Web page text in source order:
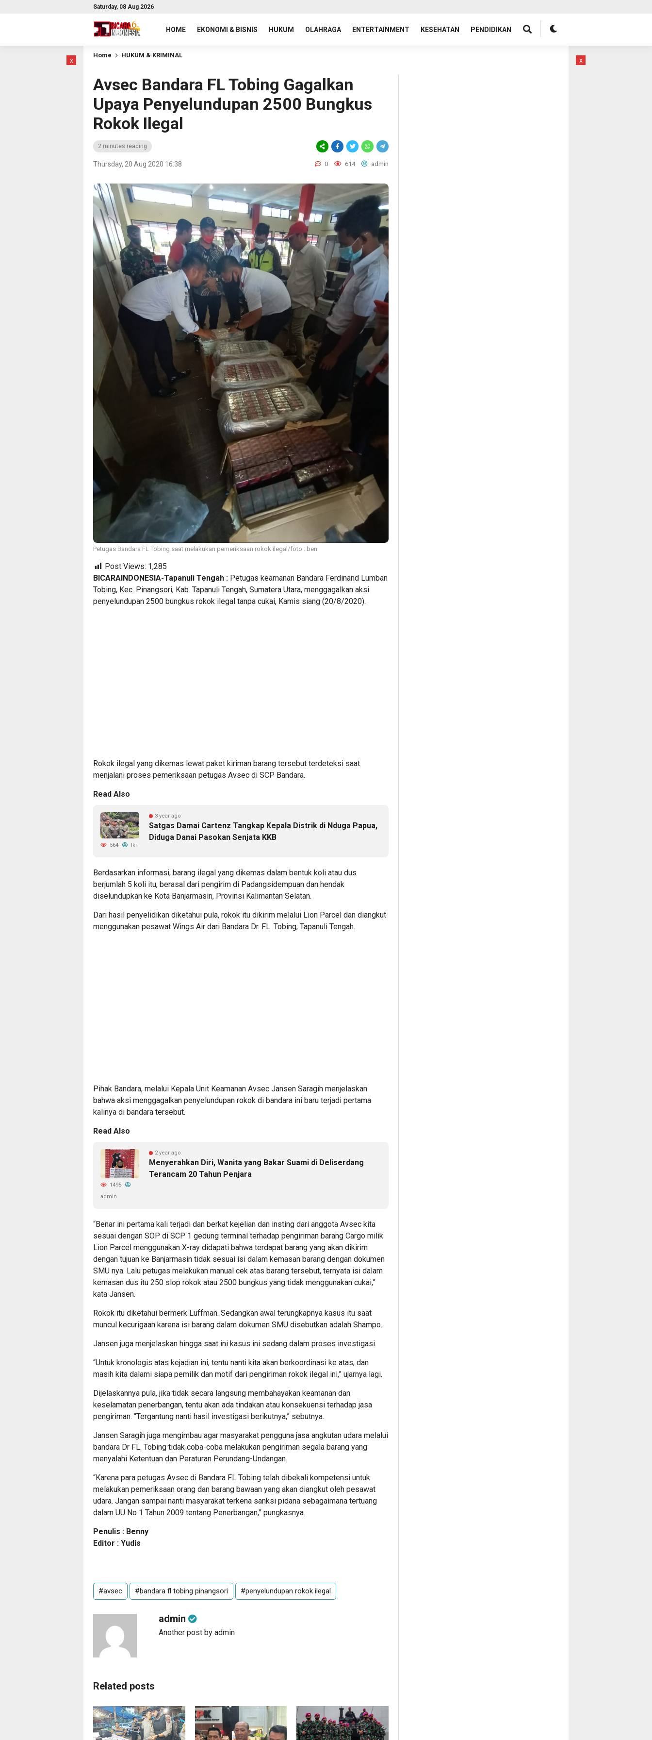
Saturday, 08 Aug 2026
HOME EKONOMI & BISNIS HUKUM OLAHRAGA ENTERTAINMENT KESEHATAN PENDIDIKAN
x
Home HUKUM & KRIMINAL
Avsec Bandara FL Tobing Gagalkan
Upaya Penyelundupan 2500 Bungkus
Rokok Ilegal
2 minutes reading
Thursday, 20 Aug 2020 16:38 0 614 admin
Petugas Bandara FL Tobing saat melakukan pemeriksaan rokok ilegal/foto : ben
Post Views: 1,285
BICARAINDONESIA-Tapanuli Tengah : Petugas keamanan Bandara Ferdinand Lumban
Tobing, Kec. Pinangsori, Kab. Tapanuli Tengah, Sumatera Utara, menggagalkan aksi
penyelundupan 2500 bungkus rokok ilegal tanpa cukai, Kamis siang (20/8/2020).
Rokok ilegal yang dikemas lewat paket kiriman barang tersebut terdeteksi saat
menjalani proses pemeriksaan petugas Avsec di SCP Bandara.
Read Also
3 year ago
Satgas Damai Cartenz Tangkap Kepala Distrik di Nduga Papua,
Diduga Danai Pasokan Senjata KKB
564 Iki
Berdasarkan informasi, barang ilegal yang dikemas dalam bentuk koli atau dus
berjumlah 5 koli itu, berasal dari pengirim di Padangsidempuan dan hendak
diselundupkan ke Kota Banjarmasin, Provinsi Kalimantan Selatan.
Dari hasil penyelidikan diketahui pula, rokok itu dikirim melalui Lion Parcel dan diangkut
menggunakan pesawat Wings Air dari Bandara Dr. FL. Tobing, Tapanuli Tengah.
Pihak Bandara, melalui Kepala Unit Keamanan Avsec Jansen Saragih menjelaskan
bahwa aksi menggagalkan penyelundupan rokok di bandara ini baru terjadi pertama
kalinya di bandara tersebut.
Read Also
2 year ago
Menyerahkan Diri, Wanita yang Bakar Suami di Deliserdang
Terancam 20 Tahun Penjara
1495
admin
“Benar ini pertama kali terjadi dan berkat kejelian dan insting dari anggota Avsec kita
sesuai dengan SOP di SCP 1 gedung terminal terhadap pengiriman barang Cargo milik
Lion Parcel menggunakan X-ray didapati bahwa terdapat barang yang akan dikirim
dengan tujuan ke Banjarmasin tidak sesuai isi dalam kemasan barang dengan dokumen
SMU nya. Lalu petugas melakukan manual cek atas barang tersebut, ternyata isi dalam
kemasan dus itu 250 slop rokok atau 2500 bungkus yang tidak menggunakan cukai,”
kata Jansen.
Rokok itu diketahui bermerk Luffman. Sedangkan awal terungkapnya kasus itu saat
muncul kecurigaan karena isi barang dalam dokumen SMU disebutkan adalah Shampo.
Jansen juga menjelaskan hingga saat ini kasus ini sedang dalam proses investigasi.
“Untuk kronologis atas kejadian ini, tentu nanti kita akan berkoordinasi ke atas, dan
masih kita dalami siapa pemilik dan motif dari pengiriman rokok ilegal ini,” ujarnya lagi.
Dijelaskannya pula, jika tidak secara langsung membahayakan keamanan dan
keselamatan penerbangan, tentu akan ada tindakan atau konsekuensi terhadap jasa
pengiriman. “Tergantung nanti hasil investigasi berikutnya,” sebutnya.
Jansen Saragih juga mengimbau agar masyarakat pengguna jasa angkutan udara melalui
bandara Dr FL. Tobing tidak coba-coba melakukan pengiriman segala barang yang
menyalahi Ketentuan dan Peraturan Perundang-Undangan.
“Karena para petugas Avsec di Bandara FL Tobing telah dibekali kompetensi untuk
melakukan pemeriksaan orang dan barang bawaan yang akan diangkut oleh pesawat
udara. Jangan sampai nanti masyarakat terkena sanksi pidana sebagaimana tertuang
dalam UU No 1 Tahun 2009 tentang Penerbangan,” pungkasnya.
Penulis : Benny
Editor : Yudis
#avsec #bandara fl tobing pinangsori #penyelundupan rokok ilegal
admin
Another post by admin
Related posts
x